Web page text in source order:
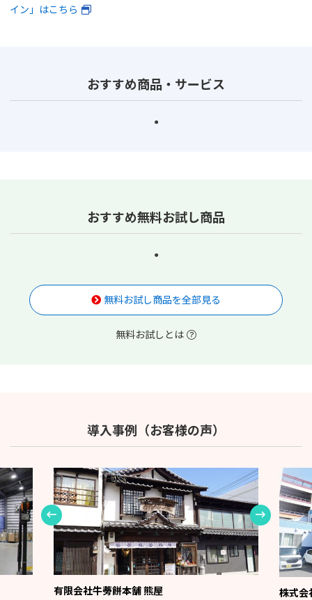
イン」はこちら
おすすめ商品・サービス
おすすめ無料お試し商品
無料お試し商品を全部見る
無料お試しとは
導入事例（お客様の声）
有限会社牛蒡餅本舗 熊屋 株式会